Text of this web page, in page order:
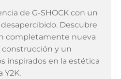
de G-SHOCK con un
Descubre
completamente nueva
construcción y un
inspirados en la estética
Y2K.